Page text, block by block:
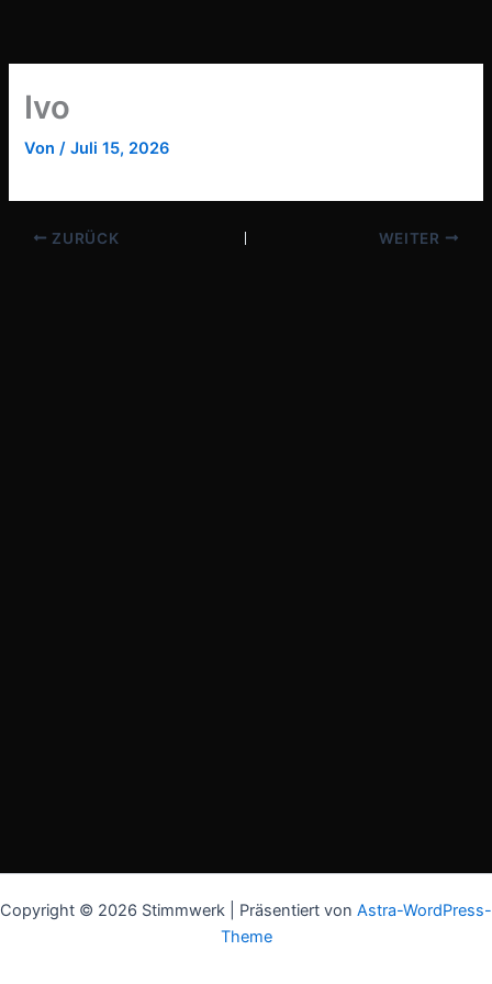
springen
Ivo
Von/Juli 15, 2026
ZURÜCK WEITER
Copyright © 2026 Stimmwerk | Präsentiert von Astra-WordPress-
Theme